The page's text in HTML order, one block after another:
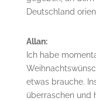
Deutschland
Allan:
Ich habe
etwas brauche.
überraschen und